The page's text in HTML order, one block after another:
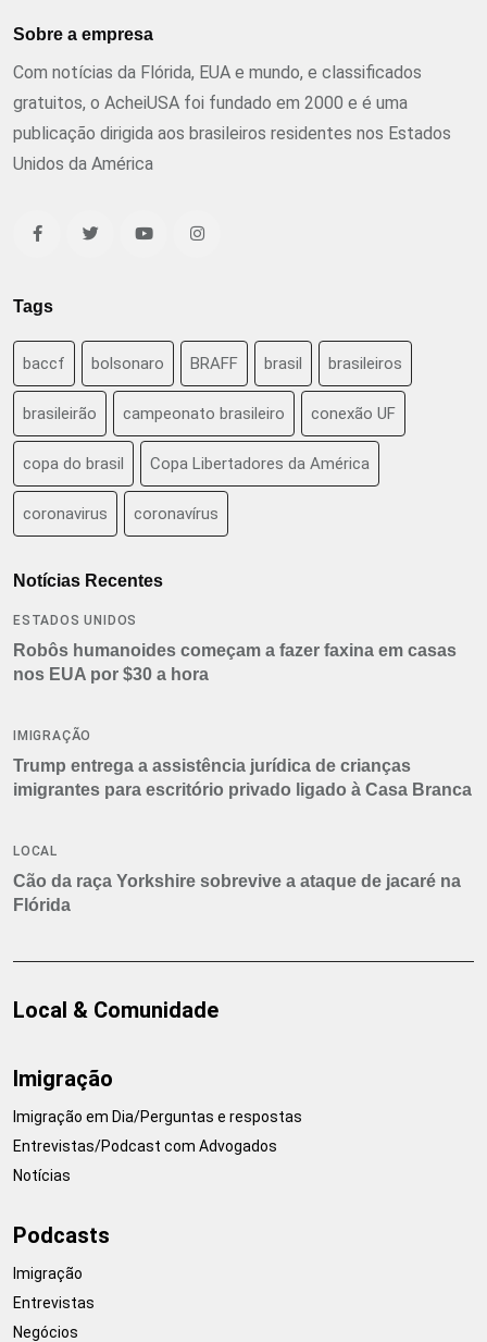
Sobre a empresa
Com notícias da Flórida, EUA e mundo, e classificados
gratuitos, o AcheiUSA foi fundado em 2000 e é uma
publicação dirigida aos brasileiros residentes nos Estados
Unidos da América
Tags
baccf bolsonaro BRAFF brasil brasileiros
brasileirão campeonato brasileiro conexão UF
copa do brasil Copa Libertadores da América
coronavirus coronavírus
Notícias Recentes
ESTADOS UNIDOS
Robôs humanoides começam a fazer faxina em casas
nos EUA por $30 a hora
IMIGRAÇÃO
Trump entrega a assistência jurídica de crianças
imigrantes para escritório privado ligado à Casa Branca
LOCAL
Cão da raça Yorkshire sobrevive a ataque de jacaré na
Flórida
Local & Comunidade
Imigração
Imigração em Dia/Perguntas e respostas
Entrevistas/Podcast com Advogados
Notícias
Podcasts
Imigração
Entrevistas
Negócios